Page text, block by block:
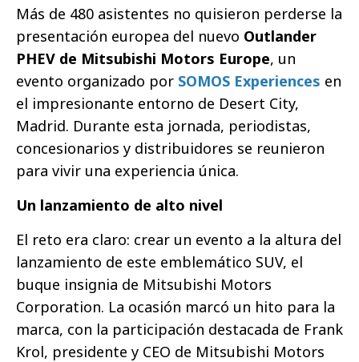
Más de 480 asistentes no quisieron perderse la
presentación europea del nuevo Outlander
PHEV de Mitsubishi Motors Europe, un
evento organizado por SOMOS Experiences en
el impresionante entorno de Desert City,
Madrid. Durante esta jornada, periodistas,
concesionarios y distribuidores se reunieron
para vivir una experiencia única.
Un lanzamiento de alto nivel
El reto era claro: crear un evento a la altura del
lanzamiento de este emblemático SUV, el
buque insignia de Mitsubishi Motors
Corporation. La ocasión marcó un hito para la
marca, con la participación destacada de Frank
Krol, presidente y CEO de Mitsubishi Motors